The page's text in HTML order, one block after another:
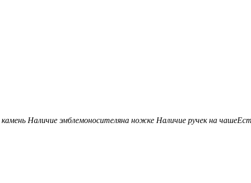
камень Наличие эмблемоносителяна ножке Наличие ручек на чаше